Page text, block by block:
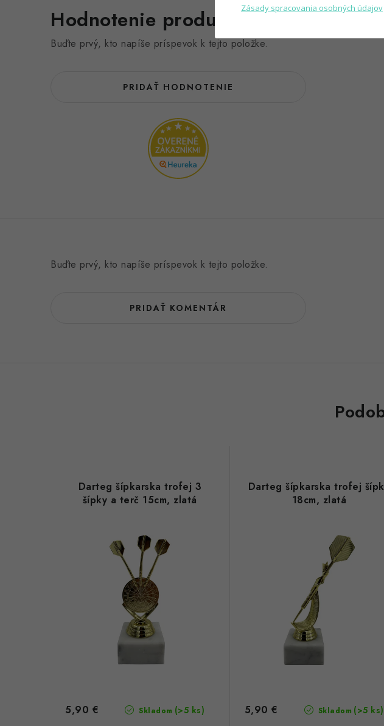
Hodnotenie produktu (0)
Buďte prvý, kto napíše príspevok k tejto položke.
PRIDAŤ HODNOTENIE
Buďte prvý, kto napíše príspevok k tejto položke.
PRIDAŤ KOMENTÁR
Darteg šípkarska trofej 3
šípky a terč 15cm, zlatá
Skladom (>5 ks)
5,90 €
Darteg šípkarska trofej
18cm, zlatá
Skladom (>5 ks)
5,90 €
Zásady spracovania osobných údajov